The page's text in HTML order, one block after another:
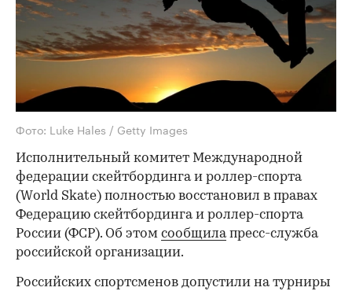
Фото: Luke Hales / Getty Images
Исполнительный комитет Международной
федерации скейтбординга и роллер-спорта
(World Skate) полностью восстановил в правах
Федерацию скейтбординга и роллер-спорта
России (ФСР). Об этом сообщилапресс-служба
российской организации.
Российских спортсменов допустили на турниры